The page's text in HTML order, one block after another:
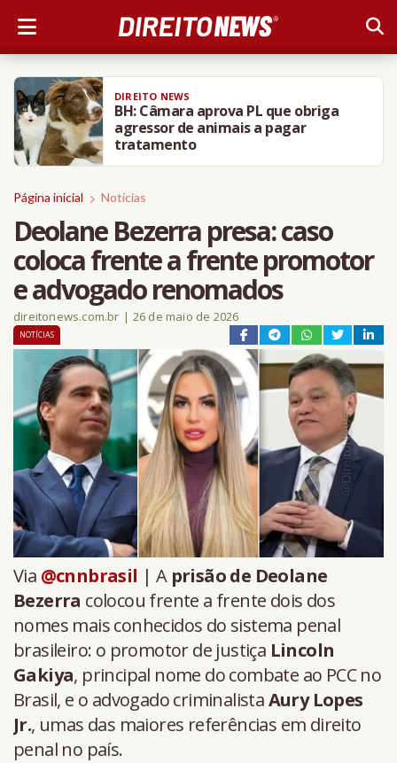
DIREITO NEWS
BH: Câmara aprova PL que obriga
agressor de animais a pagar
tratamento
Página inicial Notícias
Deolane Bezerra presa: caso
coloca frente a frente promotor
e advogado renomados
direitonews.com.br | 26 de maio de 2026
NOTÍCIAS
Via @cnnbrasil | A prisão de Deolane
Bezerra colocou frente a frente dois dos
nomes mais conhecidos do sistema penal
brasileiro: o promotor de justiça Lincoln
Gakiya, principal nome do combate ao PCC no
Brasil, e o advogado criminalistaAury Lopes
Jr., umas das maiores referências em direito
penal no país.